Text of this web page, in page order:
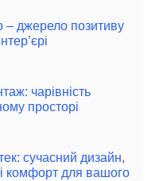
– джерело позитиву
чарівність
просторі
сучасний дизайн,
і комфорт для вашого